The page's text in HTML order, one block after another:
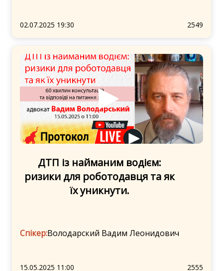
02.07.2025 19:30 2549
ДТП із найманим водієм:
ризики для роботодавця та як
їх уникнути.
Спікер:Володарский Вадим Леонидович
15.05.2025 11:00 2555